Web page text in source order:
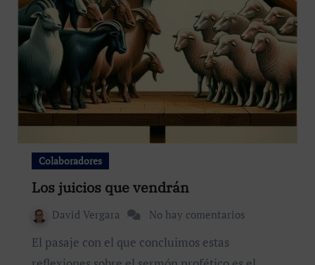
Colaboradores
Los juicios que vendrán
David Vergara No hay comentarios
El pasaje con el que concluimos estas